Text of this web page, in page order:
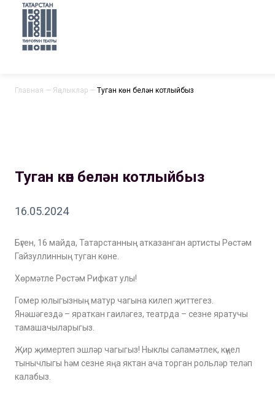
Главная — Яңалыклар — Туган көн белән котлыйбыз
Туган көн белән котлыйбыз
16.05.2024
Бүген, 16 майда, Татарстанның атказанган артисты Рөстәм
Гайзуллинның туган көне.
Хөрмәтле Рөстәм Рифкат улы!
Гомер юлыгызның матур чагына килеп җиттегез.
Янәшәгездә – яраткан гаиләгез, театрда – сезне яратучы
тамашачыларыгыз.
Җир җимертеп эшләр чагыгыз! Ныклы сәламәтлек, күңел
тынычлыгы һәм сезне яңа яктан ача торган рольләр теләп
калабыз.